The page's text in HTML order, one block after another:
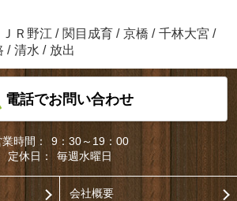
ＪＲ野江 / 関目成育 / 京橋 / 千林大宮 /
/ 清水 / 放出
電話でお問い合わせ
時間：
9：30～19：00
定休日：
毎週水曜日
会社概要